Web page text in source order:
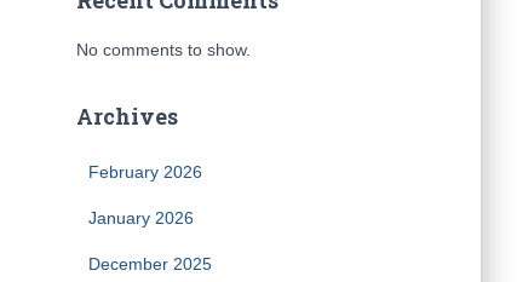
No comments to show.
Archives
February 2026
January 2026
December 2025